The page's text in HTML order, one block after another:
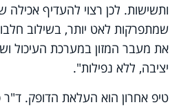
ותשישות. לכן רצוי להעדיף אכילה
שמתפרקות לאט יותר, בשילוב
את מעבר המזון במערכת העיכול
יציבה, ללא נפילות".
טיפ אחרון הוא העלאת הדופק. ד"ר